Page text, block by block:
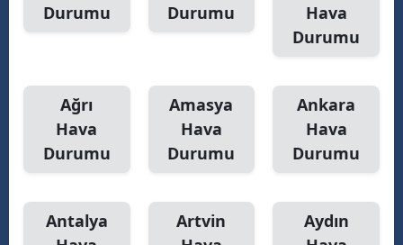
Durumu
Durumu
Hava
Durumu
Ağrı
Hava
Durumu
Amasya
Hava
Durumu
Ankara
Hava
Durumu
Antalya
Artvin
Aydın